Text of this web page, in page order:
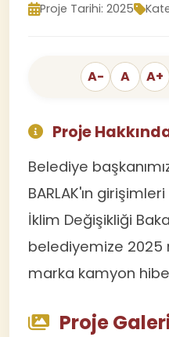
Proje Tarihi: 2025
A- A A+
Proje
Belediye
BARLAK'ın
İklim Değişikliği
belediyemize 2025
marka kamyon hibe
Proje